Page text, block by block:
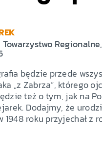
będzie przede
„z Zabrza”, którego
też o tym, jak na
Dodajmy, że
1948 roku przyjechał z